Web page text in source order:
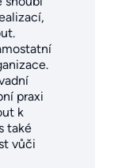
praxi
k
také
vůči